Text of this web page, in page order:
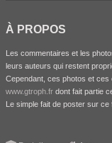
À PROPOS
Les commentaires et les
leurs auteurs qui restent
Cependant, ces photos et
www.gtroph.fr dont fait partie
Le simple fait de poster sur